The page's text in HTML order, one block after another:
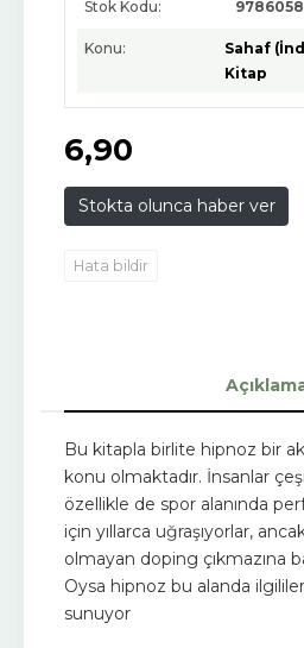
Stok Kodu:
Konu: Sahaf
Kitap
6,90
Stokta olunca haber ver
Hata bildir
Bu kitapla birlite hipnoz bir
konu olmaktadır. İnsanlar
özellikle de spor alanında
için yıllarca uğraşıyorlar,
olmayan doping çıkmazına
Oysa hipnoz bu alanda
sunuyor